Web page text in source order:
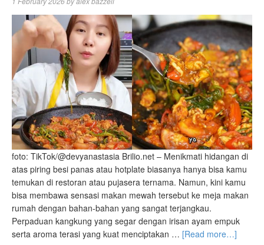
foto: TikTok/@devyanastasia Brilio.net – Menikmati hidangan di
atas piring besi panas atau hotplate biasanya hanya bisa kamu
temukan di restoran atau pujasera ternama. Namun, kini kamu
bisa membawa sensasi makan mewah tersebut ke meja makan
rumah dengan bahan-bahan yang sangat terjangkau.
Perpaduan kangkung yang segar dengan irisan ayam empuk
serta aroma terasi yang kuat menciptakan … [Read more…]